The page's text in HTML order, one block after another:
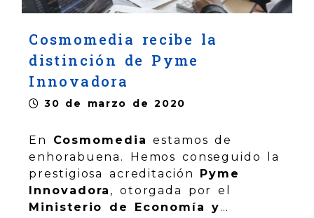
Cosmomedia recibe la
distinción de Pyme
Innovadora
30 de marzo de 2020
En Cosmomedia estamos de
enhorabuena. Hemos conseguido la
prestigiosa acreditación Pyme
Innovadora , otorgada por el
Ministerio de Economía y